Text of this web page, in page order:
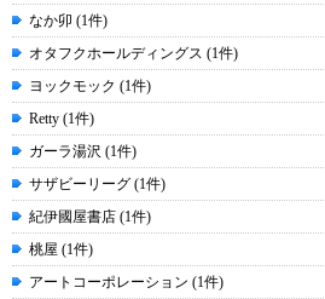
なか卯 (1件)
オタフクホールディングス (1件)
ヨックモック (1件)
Retty (1件)
ガーラ湯沢 (1件)
サザビーリーグ (1件)
紀伊國屋書店 (1件)
桃屋 (1件)
アートコーポレーション (1件)